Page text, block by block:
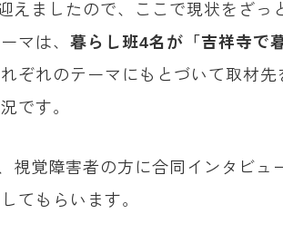
ましたので、ここで現状をざ
マは、 暮らし班4名が「吉祥寺で
ぞれのテーマにもとづいて取材
です。
視覚障害者の方に合同インタビ
てもらいます。